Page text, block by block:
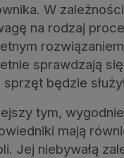
W
na rodzaj
sprawdzają
będzie
tym,
mają
Jej niebywałą